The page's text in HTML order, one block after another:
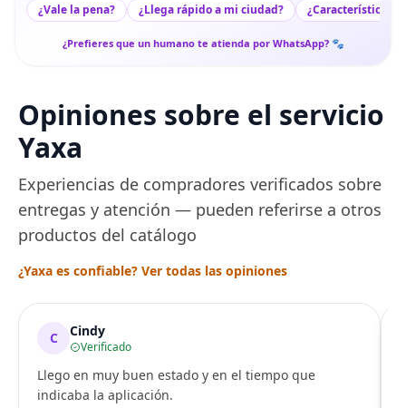
¿Vale la pena? ¿Llega rápido a mi ciudad? ¿Características
¿Prefieres que un humano te atienda por WhatsApp? 🐾
Opiniones sobre el servicio
Yaxa
Experiencias de compradores verificados sobre
entregas y atención — pueden referirse a otros
productos del catálogo
¿Yaxa es confiable? Ver todas las opiniones
C Cindy
Verificado
Llego en muy buen estado y en el tiempo que
indicaba la aplicación.